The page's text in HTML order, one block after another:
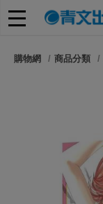
朋友們，提高警覺！
購物網 商品分類